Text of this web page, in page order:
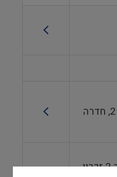
רחוב הנדיב 2 זכרון